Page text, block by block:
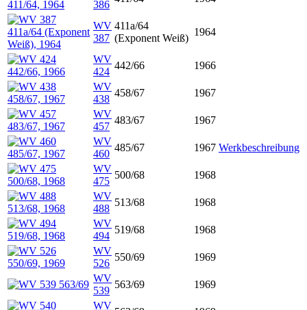
386
WV
387
411a/64
(Exponent Weiß)
1964
WV
424
442/66
1966
WV
438
458/67
1967
WV
457
483/67
1967
WV
460
485/67 1967 Werkbeschreibung
WV
475
500/68
1968
WV
488
513/68
1968
WV
494
519/68
1968
WV
526
550/69
1969
WV
539
563/69
1969
WV